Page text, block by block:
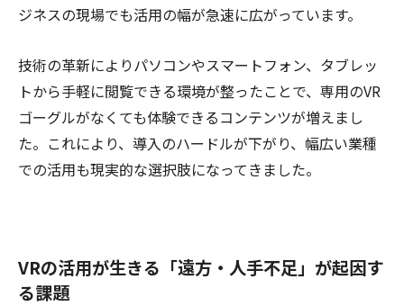
ジネスの現場でも活用の幅が急速に広がっています。
技術の革新によりパソコンやスマートフォン、タブレッ
トから手軽に閲覧できる環境が整ったことで、専用のVR
ゴーグルがなくても体験できるコンテンツが増えまし
た。これにより、導入のハードルが下がり、幅広い業種
での活用も現実的な選択肢になってきました。
VRの活用が生きる「遠方・人手不足」が起因す
る課題